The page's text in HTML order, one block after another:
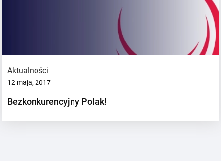
Aktualności
12 maja, 2017
Bezkonkurencyjny Polak!